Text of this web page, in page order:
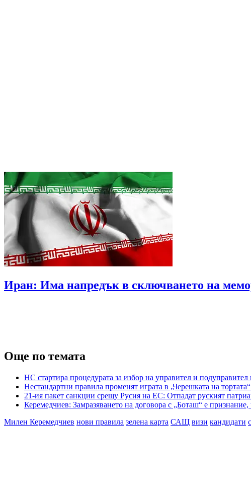
Иран: Има напредък в сключването на
Още по темата
НС стартира процедурата за избор на управител и
Нестандартни правила променят играта в „Черешката на
21-ия пакет санкции срещу Русия на ЕС: Oтпадат руският
Керемедчиев: Замразяването на договора с „Боташ“ е признание,
Милен Керемедчиев нови правила зелена карта САЩ визи кандидати